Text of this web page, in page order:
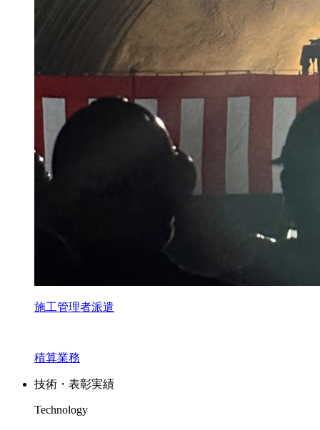
施工管理者派遣
積算業務
技術・表彰実績
Technology